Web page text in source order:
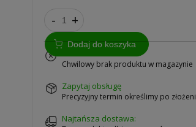
- +
Dodaj do koszyka
Chwilowy brak produktu w magazynie
zapytaj obsługę
Precyzyjny termin określimy po
Najtańsza dostawa: